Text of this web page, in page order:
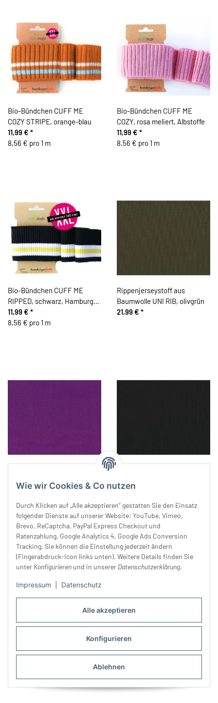
Alle akzeptieren
Konfigurieren
Ablehnen
Wie wir Cookies & Co nutzen
Durch Klicken auf „Alle akzeptieren“ gestatten Sie den Einsatz
folgender Dienste auf unserer Website: YouTube, Vimeo,
Brevo, ReCaptcha, PayPal Express Checkout und
Ratenzahlung, Google Analytics 4, Google Ads Conversion
Tracking. Sie können die Einstellung jederzeit ändern
(Fingerabdruck-Icon links unten). Weitere Details finden Sie
unter Konfigurieren und in unserer Datenschutzerklärung.
Impressum Datenschutz
Bio-Bündchen CUFF ME
COZY STRIPE, orange-blau
11,99 € *
8,56 € pro 1 m
Bio-Bündchen CUFF ME
COZY, rosa meliert, Albstoffe
11,99 € *
8,56 € pro 1 m
Bio-Bündchen CUFF ME
RIPPED, schwarz, Hamburger
Liebe
11,99 € *
8,56 € pro 1 m
Rippenjerseystoff aus
Baumwolle UNI RIB, olivgrün
21,99 € *
DOPPELRIPP, lila, Hilco
19,99 €
26,99 €
Baumwoll-Bündchen HEIKO,
anthrazit
Rippenjerseystoff aus
Baumwolle UNI RIB,